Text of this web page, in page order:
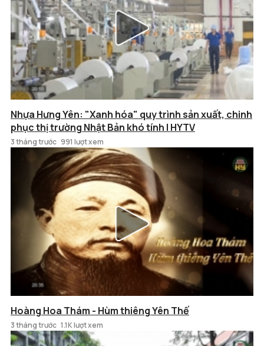
Nhựa Hưng Yên: "Xanh hóa" quy trình sản xuất, chinh
phục thị trường Nhật Bản khó tính | HYTV
3 tháng trước 991 lượt xem
Hoàng Hoa Thám - Hùm thiêng Yên Thế
3 tháng trước 1.1K lượt xem